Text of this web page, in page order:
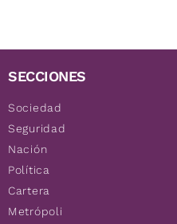
SECCIONES
Sociedad
Seguridad
Nación
Política
Cartera
Metrópoli